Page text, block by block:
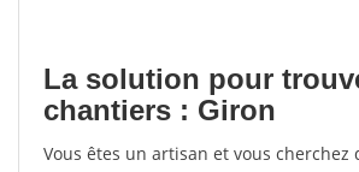
La solution pour
chantiers : Giron
Vous êtes un artisan et vous cherchez